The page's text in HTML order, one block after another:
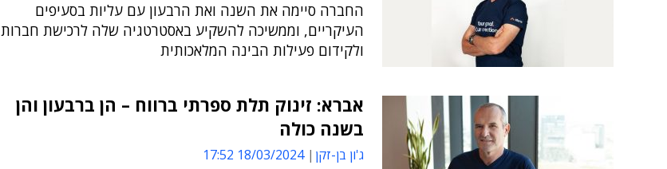
החברה סיימה את השנה ואת הרבעון עם עליות בסעיפים
העיקריים, וממשיכה להשקיע באסטרטגיה שלה לרכישת חברות
ולקידום פעילות הבינה המלאכותית
אברא: זינוק תלת ספרתי ברווח – הן ברבעון והן
בשנה כולה
ג'ון בן-זקן 18/03/2024 17:52